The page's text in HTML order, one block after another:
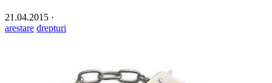
21.04.2015 ·
arestare drepturi